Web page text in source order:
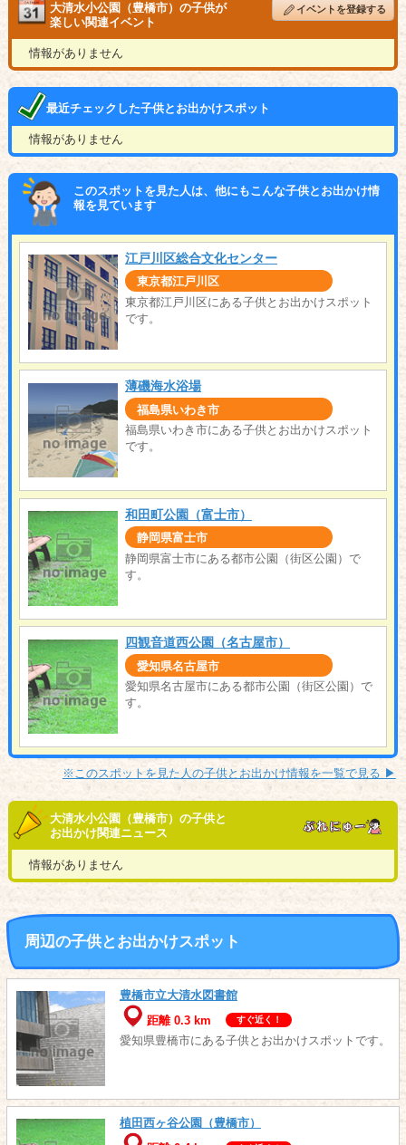
大清水小公園（豊橋市）の子供が
楽しい関連イベント
イベントを登録する
情報がありません
最近チェックした子供とお出かけスポット
情報がありません
このスポットを見た人は、他にもこんな子供とお出かけ情
報を見ています
江戸川区総合文化センター
東京都江戸川区
東京都江戸川区にある子供とお出かけスポット
です。
薄磯海水浴場
福島県いわき市
福島県いわき市にある子供とお出かけスポット
です。
和田町公園（富士市）
静岡県富士市
静岡県富士市にある都市公園（街区公園）で
す。
四観音道西公園（名古屋市）
愛知県名古屋市
愛知県名古屋市にある都市公園（街区公園）で
す。
※このスポットを見た人の子供とお出かけ情報を一覧で見る ▶︎
大清水小公園（豊橋市）の子供と
お出かけ関連ニュース
情報がありません
周辺の子供とお出かけスポット
豊橋市立大清水図書館
距離 0.3 km
すぐ近く！
愛知県豊橋市にある子供とお出かけスポットです。
植田西ヶ谷公園（豊橋市）